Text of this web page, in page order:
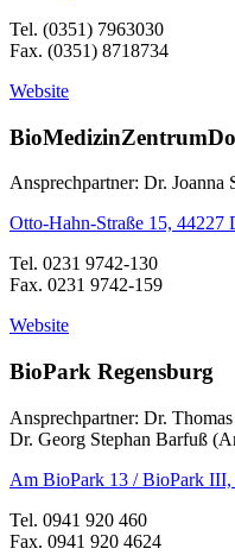
Tel. (0351) 7963030
Fax. (0351) 8718734
Website
Ansprechpartner: Dr. Joanna
Otto-Hahn-Straße 15, 44227
Tel. 0231 9742-130
Fax. 0231 9742-159
Website
BioPark Regensburg
Ansprechpartner: Dr.
Dr. Georg Stephan Barfuß
Am BioPark 13 / BioPark III,
Tel. 0941 920 460
Fax. 0941 920 4624